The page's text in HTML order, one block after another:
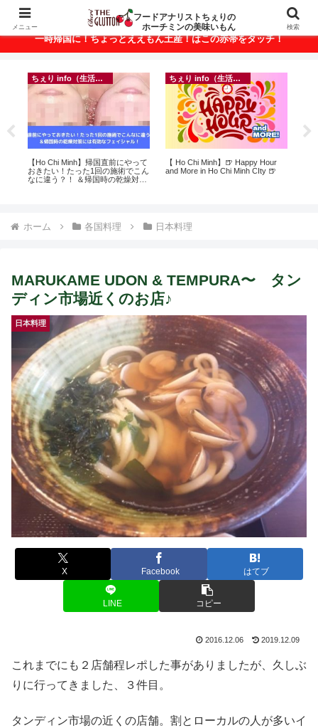
ベトナム・ホーチミンの美味いもんが満載！
一時帰国に！ちょっとええもん土産！はこの赤帯をタッチ！
ちぇり info（生活情報）
【Ho Chi Minh】帰国直前にやって
おきたい！たった1回の施術でこん
なに違う？！ ＆帰国時の乾燥対策
ちぇり info（生活情報）
【 Ho Chi Minh】🍺 Happy Hour
and More in Ho Chi Minh CIty 🍺
ホーム 各国料理 日本料理
MARUKAME UDON & TEMPURA〜 タン
ディン市場近くのお店♪
日本料理
X Facebook はてブ
LINE コピー
2016.12.06 2019.12.09
これまでにも２店舗程レポした事がありましたが、久しぶ
りに行ってきました、３件目。
タンディン市場の近くの店舗。割とローカルの人が多いイ
メニュー
フードアナリストちぇりの
ホーチミンの美味いもん
検索